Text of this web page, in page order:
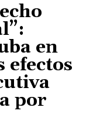
en
efectos
por